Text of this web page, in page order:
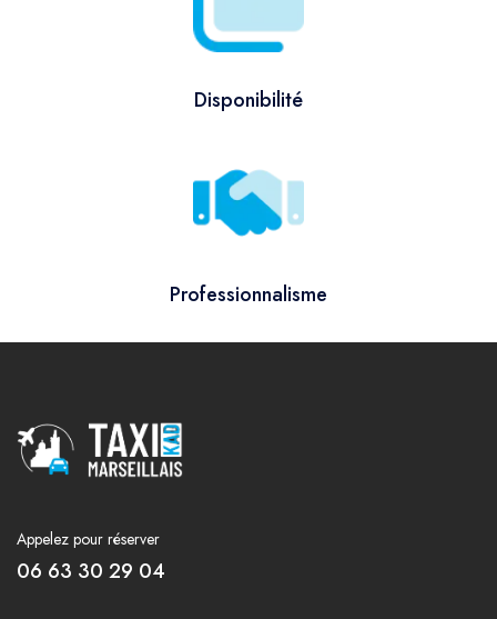
Disponibilité
Professionnalisme
Appelez pour réserver
06 63 30 29 04